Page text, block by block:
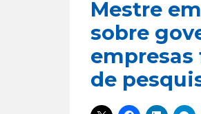
Mestre
sobre
de